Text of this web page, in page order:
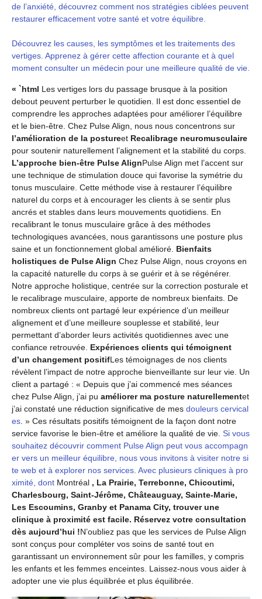
de l’anxiété, découvrez comment nos stratégies ciblées peuvent
restaurer efficacement votre santé et votre équilibre.
Découvrez les causes, les symptômes et les traitements des
vertiges. Apprenez à gérer cette affection courante et à quel
moment consulter un médecin pour une meilleure qualité de vie.
« `html Les vertiges lors du passage brusque à la position
debout peuvent perturber le quotidien. Il est donc essentiel de
comprendre les approches adaptées pour améliorer l’équilibre
et le bien-être. Chez Pulse Align, nous nous concentrons sur
l’amélioration de la postureet Recalibrage neuromusculaire
pour soutenir naturellement l’alignement et la stabilité du corps.
L’approche bien-être Pulse AlignPulse Align met l’accent sur
une technique de stimulation douce qui favorise la symétrie du
tonus musculaire. Cette méthode vise à restaurer l’équilibre
naturel du corps et à encourager les clients à se sentir plus
ancrés et stables dans leurs mouvements quotidiens. En
recalibrant le tonus musculaire grâce à des méthodes
technologiques avancées, nous garantissons une posture plus
saine et un fonctionnement global amélioré. Bienfaits
holistiques de Pulse Align Chez Pulse Align, nous croyons en
la capacité naturelle du corps à se guérir et à se régénérer.
Notre approche holistique, centrée sur la correction posturale et
le recalibrage musculaire, apporte de nombreux bienfaits. De
nombreux clients ont partagé leur expérience d’un meilleur
alignement et d’une meilleure souplesse et stabilité, leur
permettant d’aborder leurs activités quotidiennes avec une
confiance retrouvée. Expériences clients qui témoignent
d’un changement positifLes témoignages de nos clients
révèlent l’impact de notre approche bienveillante sur leur vie. Un
client a partagé : « Depuis que j’ai commencé mes séances
chez Pulse Align, j’ai pu améliorer ma posture naturellementet
j’ai constaté une réduction significative de mes douleurs cervical
es . » Ces résultats positifs témoignent de la façon dont notre
service favorise le bien-être et améliore la qualité de vie. Si vous
souhaitez découvrir comment Pulse Align peut vous accompagn
er vers un meilleur équilibre, nous vous invitons à visiter notre si
te web et à explorer nos services. Avec plusieurs cliniques à pro
ximité, dont Montréal , La Prairie, Terrebonne, Chicoutimi,
Charlesbourg, Saint-Jérôme, Châteauguay, Sainte-Marie,
Les Escoumins, Granby et Panama City, trouver une
clinique à proximité est facile. Réservez votre consultation
dès aujourd’hui !N’oubliez pas que les services de Pulse Align
sont conçus pour compléter vos soins de santé tout en
garantissant un environnement sûr pour les familles, y compris
les enfants et les femmes enceintes. Laissez-nous vous aider à
adopter une vie plus équilibrée et plus équilibrée.